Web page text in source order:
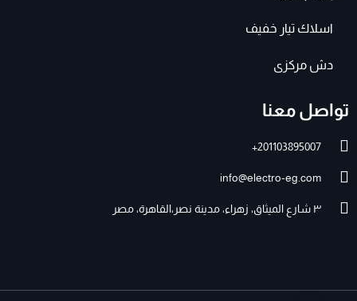
اسلاك تيار خفيف
دش مركزى
تواصل معنا
201103895007+
info@electro-eg.com
٣ شارع الميثاق، زهراء، مدينة نصر،القاهرة، مصر